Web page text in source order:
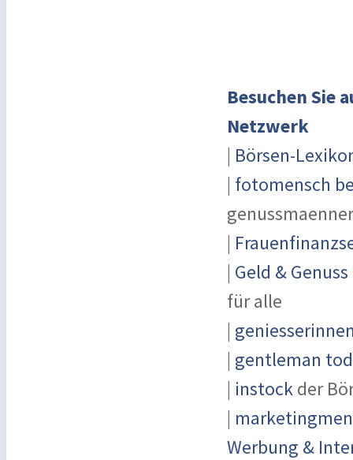
Besuchen Sie
Netzwerk
| Börsen-
| fotomensch
|
| Geld & Genuss
für alle
|
| gentleman
| instockder
|
Werbung &